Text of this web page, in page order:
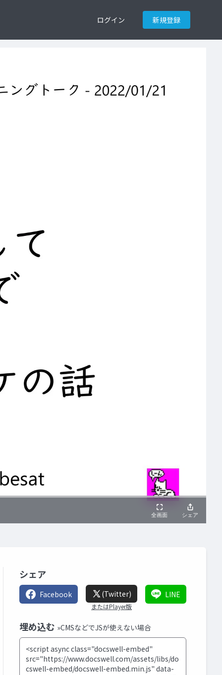
ログイン 新規登録
シェア
Facebook (Twitter)
またはPlayer版
LINE
埋め込む »CMSなどでJSが使えない場合